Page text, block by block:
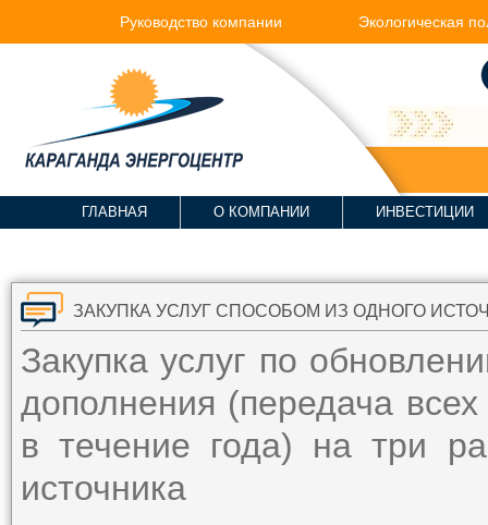
Руководство компании Экологическая
ГЛАВНАЯ О КОМПАНИИ ИНВЕСТИЦИИ
ЗАКУПКА УСЛУГ СПОСОБОМ ИЗ ОДНОГО
Закупка услуг по
дополнения (передача
в течение года) на три
источника